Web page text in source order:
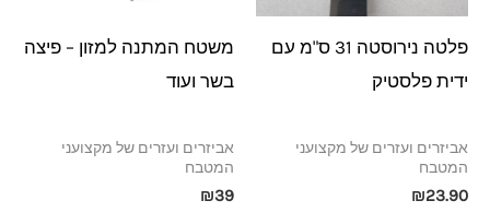
פלטה נירוסטה 31 ס"מ עם
ידית פלסטיק
אביזרים ועזרים של מקצועני
המטבח
₪23.90
משטח המתנה למזון – פיצה
בשר ועוד
אביזרים ועזרים של מקצועני
המטבח
₪39